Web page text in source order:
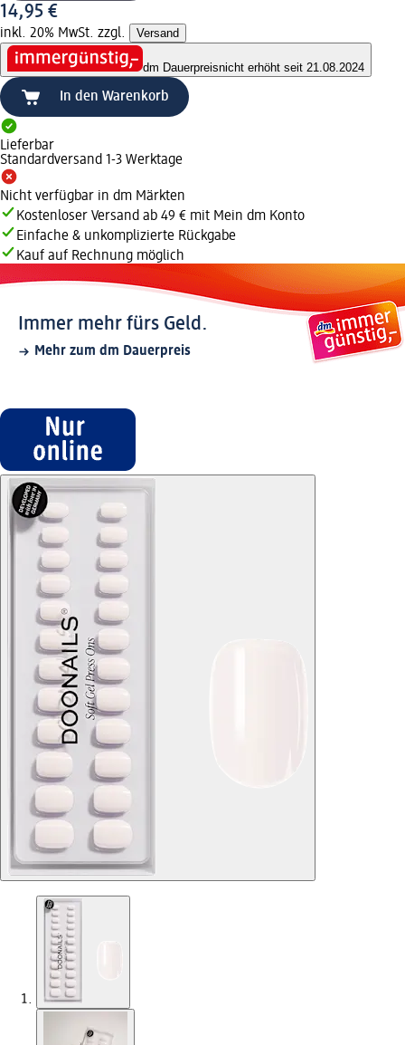
14,95 €
inkl. 20% MwSt. zzgl. Versand
dm Dauerpreisnicht erhöht seit 21.08.2024
In den Warenkorb
Lieferbar
Standardversand 1-3 Werktage
Nicht verfügbar in dm Märkten
Kostenloser Versand ab 49 € mit Mein dm Konto
Einfache & unkomplizierte Rückgabe
Kauf auf Rechnung möglich
Immer mehr fürs Geld.
Mehr zum dm Dauerpreis